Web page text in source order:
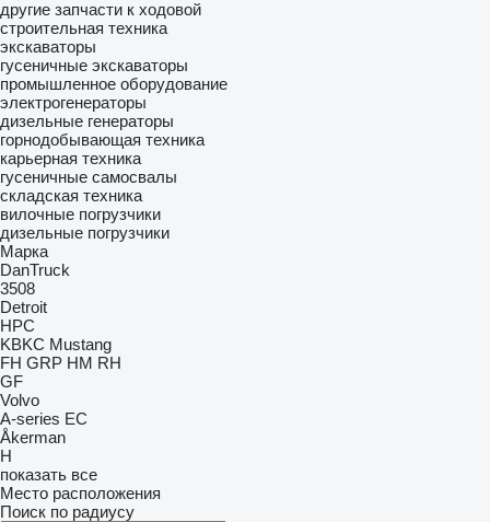
другие запчасти к ходовой
строительная техника
экскаваторы
гусеничные экскаваторы
промышленное оборудование
электрогенераторы
дизельные генераторы
горнодобывающая техника
карьерная техника
гусеничные самосвалы
складская техника
вилочные погрузчики
дизельные погрузчики
Марка
DanTruck
3508
Detroit
HPC
KBKC Mustang
FH GRP HM RH
GF
Volvo
A-series EC
Åkerman
H
показать все
Место расположения
Поиск по радиусу